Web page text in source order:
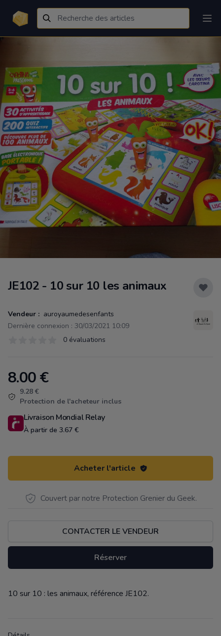
JE102 - 10 sur 10 les animaux
Vendeur : auroyaumedesenfants
Dernière connexion : 30/03/2021 10:09
0 évaluations
Product information
8.00€
9.28 €
Protection de l'acheteur inclus
Livraison Mondial Relay
À partir de 3.67 €
Acheter l'article
Couvert par notre Protection Grenier du Geek.
CONTACTER LE VENDEUR
Réserver
Description
10 sur 10 : les animaux, référence JE102.